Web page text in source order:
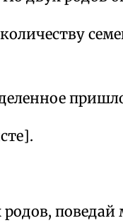
поведай